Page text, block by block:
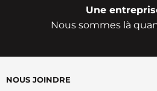
Une
Nous sommes là
NOUS JOINDRE